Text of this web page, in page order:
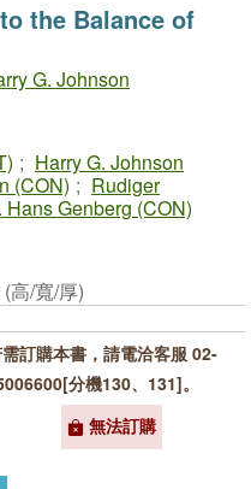
the Balance of
G. Johnson
; Harry G. Johnson
(CON) ; Rudiger
Hans Genberg (CON)
高/寬/厚)
訂購本書，請電洽客服 02-
分機130、131]。
無法訂購